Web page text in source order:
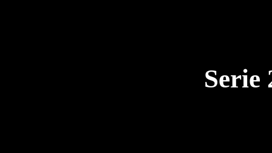
Serie